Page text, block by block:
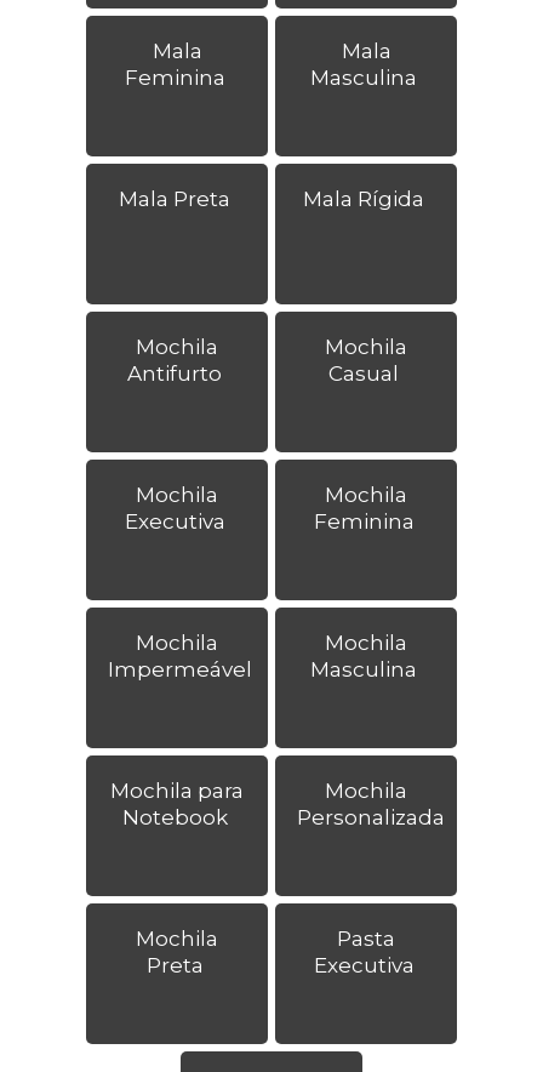
Mala
Feminina
Mala
Masculina
Mala Preta Mala Rígida
Mochila
Antifurto
Mochila
Casual
Mochila
Executiva
Mochila
Feminina
Mochila
Impermeável
Mochila
Masculina
Mochila para
Notebook
Mochila
Personalizada
Mochila
Preta
Pasta
Executiva